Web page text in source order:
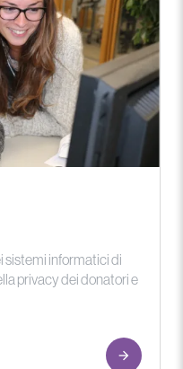
sistemi informatici di
privacy dei donatori e